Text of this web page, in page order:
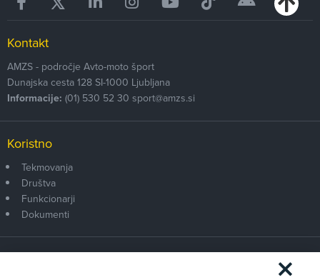
Kontakt
AMZS - področje Avto-moto šport
Dunajska cesta 128 SI-1000 Ljubljana
Informacije: (01) 530 52 30 sport@amzs.si
Koristno
Tekmovanja
Društva
Funkcionarji
Dokumenti